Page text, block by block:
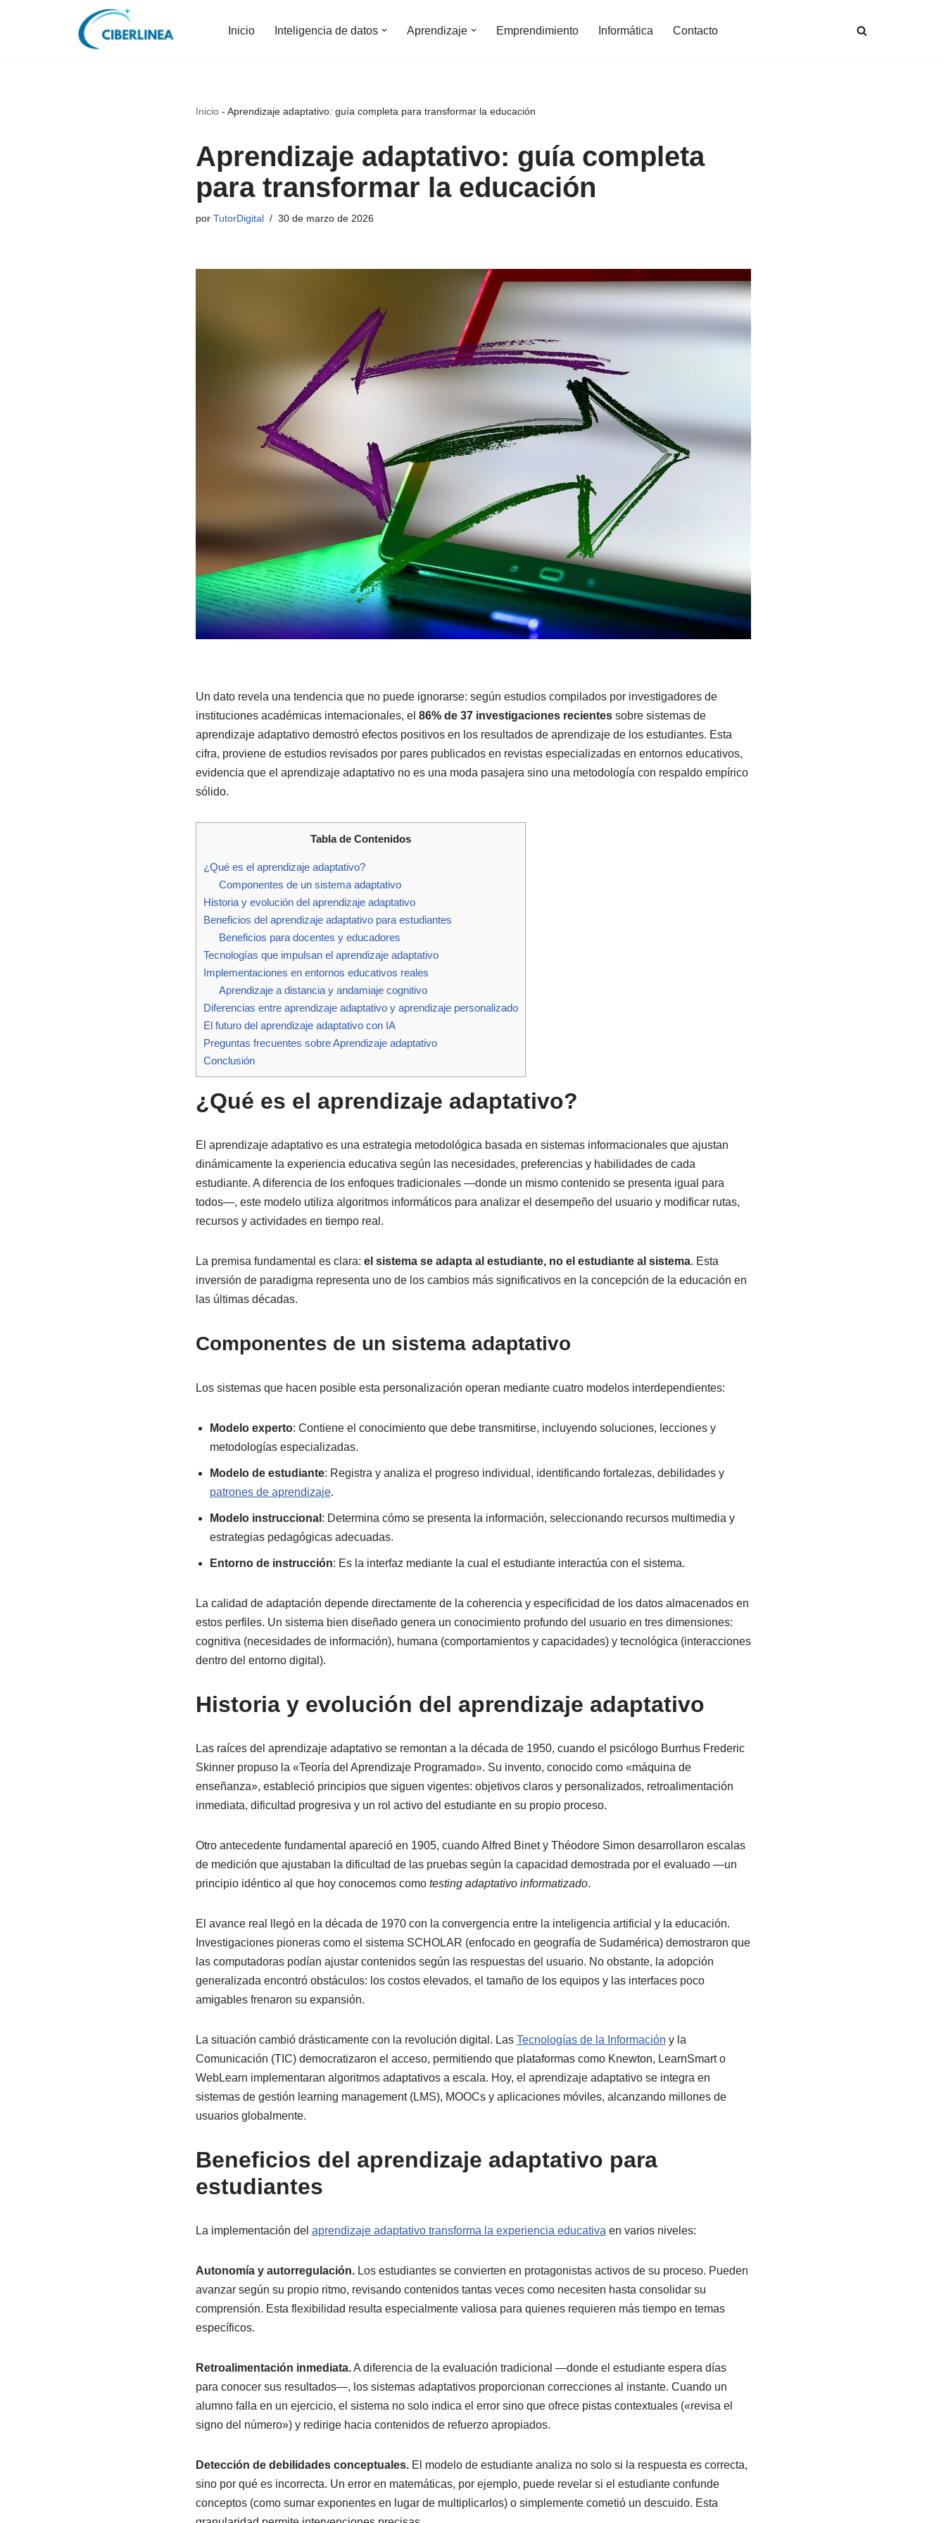
Inicio Inteligencia de datos Aprendizaje Emprendimiento Informática Contacto
Inicio- Aprendizaje adaptativo: guía completa para transformar la educación
Aprendizaje adaptativo: guía completa
para transformar la educación
por TutorDigital 30 de marzo de 2026
Un dato revela una tendencia que no puede ignorarse: según estudios compilados por investigadores de
instituciones académicas internacionales, el 86% de 37 investigaciones recientessobre sistemas de
aprendizaje adaptativo demostró efectos positivos en los resultados de aprendizaje de los estudiantes. Esta
cifra, proviene de estudios revisados por pares publicados en revistas especializadas en entornos educativos,
evidencia que el aprendizaje adaptativo no es una moda pasajera sino una metodología con respaldo empírico
sólido.
Tabla de Contenidos
¿Qué es el aprendizaje adaptativo?
Componentes de un sistema adaptativo
Historia y evolución del aprendizaje adaptativo
Beneficios del aprendizaje adaptativo para estudiantes
Beneficios para docentes y educadores
Tecnologías que impulsan el aprendizaje adaptativo
Implementaciones en entornos educativos reales
Aprendizaje a distancia y andamiaje cognitivo
Diferencias entre aprendizaje adaptativo y aprendizaje personalizado
El futuro del aprendizaje adaptativo con IA
Preguntas frecuentes sobre Aprendizaje adaptativo
Conclusión
¿Qué es el aprendizaje adaptativo?
El aprendizaje adaptativo es una estrategia metodológica basada en sistemas informacionales que ajustan
dinámicamente la experiencia educativa según las necesidades, preferencias y habilidades de cada
estudiante. A diferencia de los enfoques tradicionales —donde un mismo contenido se presenta igual para
todos—, este modelo utiliza algoritmos informáticos para analizar el desempeño del usuario y modificar rutas,
recursos y actividades en tiempo real.
La premisa fundamental es clara: el sistema se adapta al estudiante, no el estudiante al sistema. Esta
inversión de paradigma representa uno de los cambios más significativos en la concepción de la educación en
las últimas décadas.
Componentes de un sistema adaptativo
Los sistemas que hacen posible esta personalización operan mediante cuatro modelos interdependientes:
Modelo experto: Contiene el conocimiento que debe transmitirse, incluyendo soluciones, lecciones y
metodologías especializadas.
Modelo de estudiante: Registra y analiza el progreso individual, identificando fortalezas, debilidades y
patrones de aprendizaje.
Modelo instruccional : Determina cómo se presenta la información, seleccionando recursos multimedia y
estrategias pedagógicas adecuadas.
Entorno de instrucción: Es la interfaz mediante la cual el estudiante interactúa con el sistema.
La calidad de adaptación depende directamente de la coherencia y especificidad de los datos almacenados en
estos perfiles. Un sistema bien diseñado genera un conocimiento profundo del usuario en tres dimensiones:
cognitiva (necesidades de información), humana (comportamientos y capacidades) y tecnológica (interacciones
dentro del entorno digital).
Historia y evolución del aprendizaje adaptativo
Las raíces del aprendizaje adaptativo se remontan a la década de 1950, cuando el psicólogo Burrhus Frederic
Skinner propuso la «Teoría del Aprendizaje Programado». Su invento, conocido como «máquina de
enseñanza», estableció principios que siguen vigentes: objetivos claros y personalizados, retroalimentación
inmediata, dificultad progresiva y un rol activo del estudiante en su propio proceso.
Otro antecedente fundamental apareció en 1905, cuando Alfred Binet y Théodore Simon desarrollaron escalas
de medición que ajustaban la dificultad de las pruebas según la capacidad demostrada por el evaluado —un
principio idéntico al que hoy conocemos como testing adaptativo informatizado.
El avance real llegó en la década de 1970 con la convergencia entre la inteligencia artificial y la educación.
Investigaciones pioneras como el sistema SCHOLAR (enfocado en geografía de Sudamérica) demostraron que
las computadoras podían ajustar contenidos según las respuestas del usuario. No obstante, la adopción
generalizada encontró obstáculos: los costos elevados, el tamaño de los equipos y las interfaces poco
amigables frenaron su expansión.
La situación cambió drásticamente con la revolución digital. Las Tecnologías de la Información y la
Comunicación (TIC) democratizaron el acceso, permitiendo que plataformas como Knewton, LearnSmart o
WebLearn implementaran algoritmos adaptativos a escala. Hoy, el aprendizaje adaptativo se integra en
sistemas de gestión learning management (LMS), MOOCs y aplicaciones móviles, alcanzando millones de
usuarios globalmente.
Beneficios del aprendizaje adaptativo para
estudiantes
La implementación del aprendizaje adaptativo transforma la experiencia educativa en varios niveles:
Autonomía y autorregulación.Los estudiantes se convierten en protagonistas activos de su proceso. Pueden
avanzar según su propio ritmo, revisando contenidos tantas veces como necesiten hasta consolidar su
comprensión. Esta flexibilidad resulta especialmente valiosa para quienes requieren más tiempo en temas
específicos.
Retroalimentación inmediata.A diferencia de la evaluación tradicional —donde el estudiante espera días
para conocer sus resultados—, los sistemas adaptativos proporcionan correcciones al instante. Cuando un
alumno falla en un ejercicio, el sistema no solo indica el error sino que ofrece pistas contextuales («revisa el
signo del número») y redirige hacia contenidos de refuerzo apropiados.
Detección de debilidades conceptuales.El modelo de estudiante analiza no solo si la respuesta es correcta,
sino por qué es incorrecta. Un error en matemáticas, por ejemplo, puede revelar si el estudiante confunde
conceptos (como sumar exponentes en lugar de multiplicarlos) o simplemente cometió un descuido. Esta